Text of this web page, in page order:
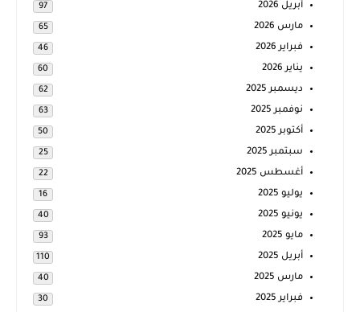
أبريل 2026 97
مارس 2026 65
فبراير 2026 46
يناير 2026 60
ديسمبر 2025 62
نوفمبر 2025 63
أكتوبر 2025 50
سبتمبر 2025 25
أغسطس 2025 22
يوليو 2025 16
يونيو 2025 40
مايو 2025 93
أبريل 2025 110
مارس 2025 40
فبراير 2025 30